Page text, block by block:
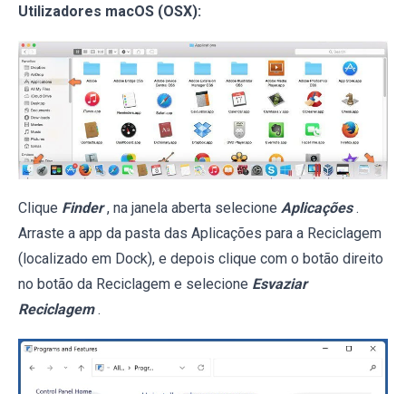
Utilizadores macOS (OSX):
Clique Finder , na janela aberta selecione Aplicações .
Arraste a app da pasta das Aplicações para a Reciclagem
(localizado em Dock), e depois clique com o botão direito
no botão da Reciclagem e selecione Esvaziar
Reciclagem .